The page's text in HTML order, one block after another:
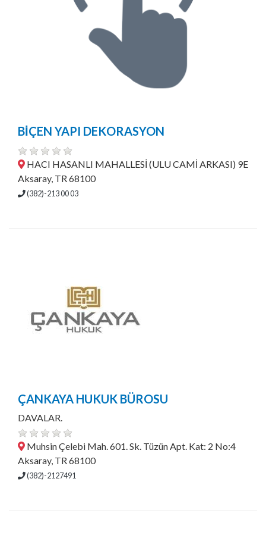
BİÇEN YAPI DEKORASYON
HACI HASANLI MAHALLESİ (ULU CAMİ ARKASI) 9E
Aksaray, TR 68100
(382)-213 00 03
ÇANKAYA HUKUK BÜROSU
DAVALAR.
Muhsin Çelebi Mah. 601. Sk. Tüzün Apt. Kat: 2 No:4
Aksaray, TR 68100
(382)-2127491